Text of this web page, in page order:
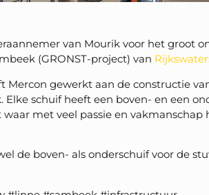
van Mourik voor het groot
(GRONST-project) van
Mercon gewerkt aan de constructie
Elke schuif heeft een boven- en een
met veel passie en vakmanschap
de boven- als onderschuif voor de